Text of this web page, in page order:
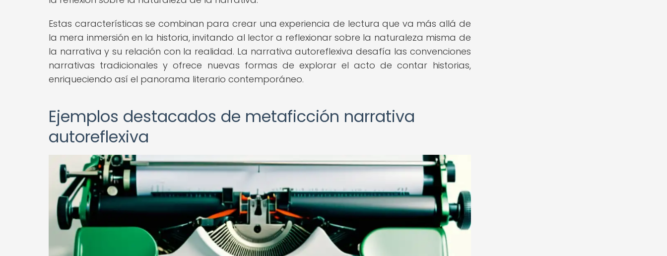
Estas características se combinan para crear una experiencia de lectura que va más allá de
la mera inmersión en la historia, invitando al lector a reflexionar sobre la naturaleza misma de
la narrativa y su relación con la realidad. La narrativa autoreflexiva desafía las convenciones
narrativas tradicionales y ofrece nuevas formas de explorar el acto de contar historias,
enriqueciendo así el panorama literario contemporáneo.
Ejemplos destacados de metaficción narrativa
autoreflexiva